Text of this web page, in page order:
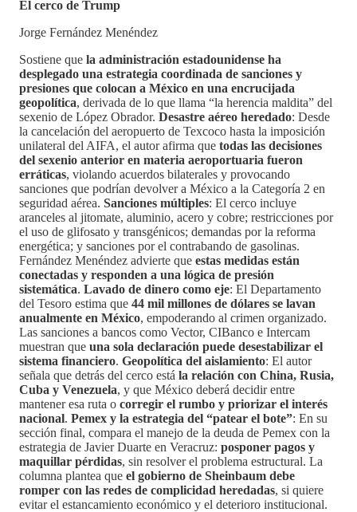
El cerco de Trump
Jorge Fernández Menéndez
Sostiene que la administración estadounidense ha
desplegado una estrategia coordinada de sanciones y
presiones que colocan a México en una encrucijada
geopolítica, derivada de lo que llama “la herencia maldita” del
sexenio de López Obrador. Desastre aéreo heredado: Desde
la cancelación del aeropuerto de Texcoco hasta la imposición
unilateral del AIFA, el autor afirma que todas las decisiones
del sexenio anterior en materia aeroportuaria fueron
erráticas, violando acuerdos bilaterales y provocando
sanciones que podrían devolver a México a la Categoría 2 en
seguridad aérea. Sanciones múltiples: El cerco incluye
aranceles al jitomate, aluminio, acero y cobre; restricciones por
el uso de glifosato y transgénicos; demandas por la reforma
energética; y sanciones por el contrabando de gasolinas.
Fernández Menéndez advierte que estas medidas están
conectadas y responden a una lógica de presión
sistemática. Lavado de dinero como eje: El Departamento
del Tesoro estima que 44 mil millones de dólares se lavan
anualmente en México, empoderando al crimen organizado.
Las sanciones a bancos como Vector, CIBanco e Intercam
muestran que una sola declaración puede desestabilizar el
sistema financiero. Geopolítica del aislamiento: El autor
señala que detrás del cerco está la relación con China, Rusia,
Cuba y Venezuela, y que México deberá decidir entre
mantener esa ruta o corregir el rumbo y priorizar el interés
nacional. Pemex y la estrategia del “patear el bote”: En su
sección final, compara el manejo de la deuda de Pemex con la
estrategia de Javier Duarte en Veracruz: posponer pagos y
maquillar pérdidas, sin resolver el problema estructural. La
columna plantea que el gobierno de Sheinbaum debe
romper con las redes de complicidad heredadas, si quiere
evitar el estancamiento económico y el deterioro institucional.